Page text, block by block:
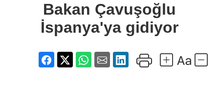
Bakan Çavuşoğlu
İspanya'ya gidiyor